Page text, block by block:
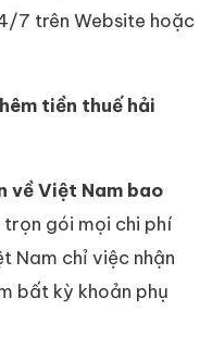
7 trên Website hoặc
tiền thuế hải
về Việt Nam bao
gói mọi chi phí
Nam chỉ việc nhận
bất kỳ khoản phụ